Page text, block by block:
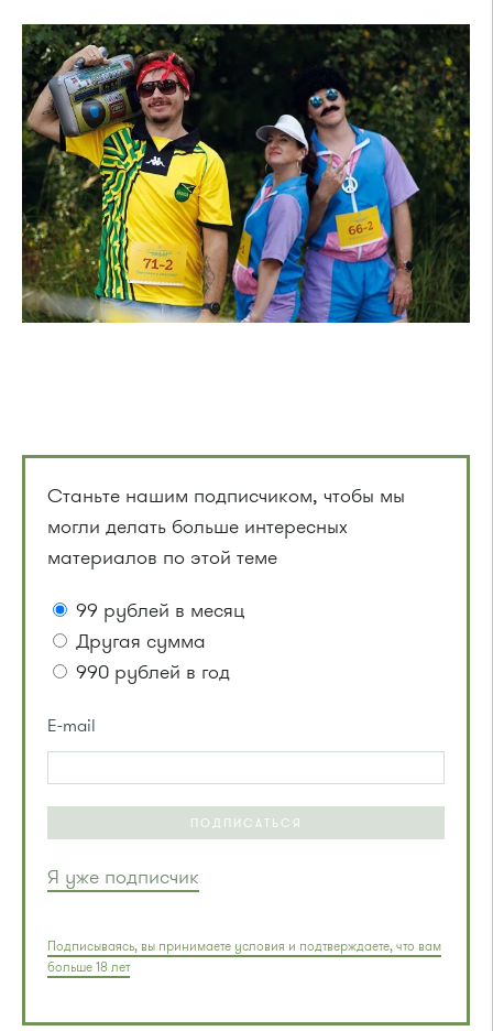
Станьте нашим подписчиком, чтобы мы
могли делать больше интересных
материалов по этой теме
99 рублей в месяц
Другая сумма
990 рублей в год
E-mail
ПОДПИСАТЬСЯ
Я уже подписчик
Подписываясь, вы принимаете условия и подтверждаете, что вам
больше 18 лет